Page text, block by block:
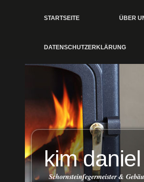
STARTSEITE ÜBER
DATENSCHUTZERKLÄRUNG
kim
Schornsteinfegermeister &